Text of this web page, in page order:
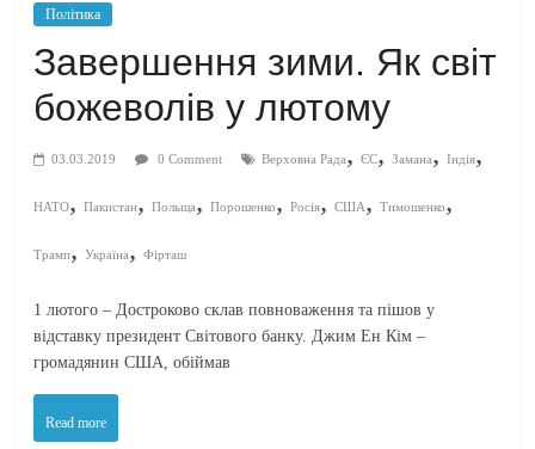
Політика
Завершення зими. Як світ
божеволів у лютому
03.03.2019 0 Comment Верховна Рада,ЄС,Замана,Індія,
НАТО,Пакистан,Польща,Порошенко,Росія,США,Тимошенко,
Трамп,Україна,Фірташ
1 лютого – Достроково склав повноваження та пішов у
відставку президент Світового банку. Джим Ен Кім –
громадянин США, обіймав
Read more